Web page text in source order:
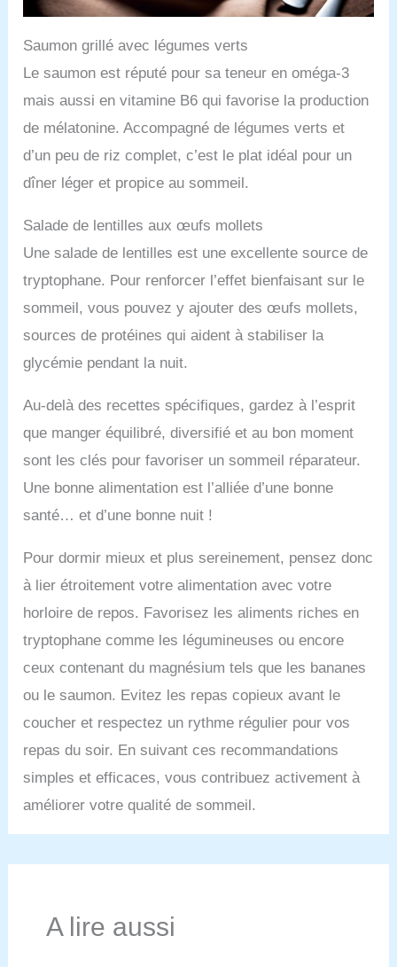
Saumon grillé avec légumes verts
Le saumon est réputé pour sa teneur en oméga-3
mais aussi en vitamine B6 qui favorise la production
de mélatonine. Accompagné de légumes verts et
d’un peu de riz complet, c’est le plat idéal pour un
dîner léger et propice au sommeil.
Salade de lentilles aux œufs mollets
Une salade de lentilles est une excellente source de
tryptophane. Pour renforcer l’effet bienfaisant sur le
sommeil, vous pouvez y ajouter des œufs mollets,
sources de protéines qui aident à stabiliser la
glycémie pendant la nuit.
Au-delà des recettes spécifiques, gardez à l’esprit
que manger équilibré, diversifié et au bon moment
sont les clés pour favoriser un sommeil réparateur.
Une bonne alimentation est l’alliée d’une bonne
santé… et d’une bonne nuit !
Pour dormir mieux et plus sereinement, pensez donc
à lier étroitement votre alimentation avec votre
horloire de repos. Favorisez les aliments riches en
tryptophane comme les légumineuses ou encore
ceux contenant du magnésium tels que les bananes
ou le saumon. Evitez les repas copieux avant le
coucher et respectez un rythme régulier pour vos
repas du soir. En suivant ces recommandations
simples et efficaces, vous contribuez activement à
améliorer votre qualité de sommeil.
A lire aussi